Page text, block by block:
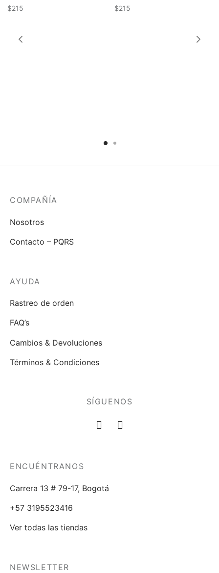
$215 $215
COMPAÑÍA
Nosotros
Contacto – PQRS
AYUDA
Rastreo de orden
FAQ’s
Cambios & Devoluciones
Términos & Condiciones
SÍGUENOS
ENCUÉNTRANOS
Carrera 13 # 79-17, Bogotá
+57 3195523416
Ver todas las tiendas
NEWSLETTER